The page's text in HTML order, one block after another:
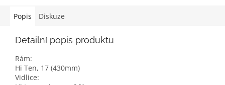
Popis Diskuze
Detailní popis produktu
Rám:
Hi Ten, 17 (430mm)
Vidlice: